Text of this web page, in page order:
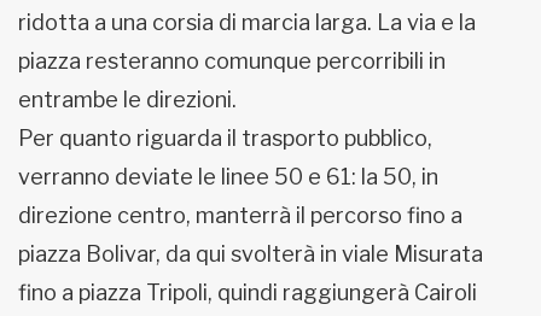
ridotta a una corsia di marcia larga. La via e la
piazza resteranno comunque percorribili in
entrambe le direzioni.
Per quanto riguarda il trasporto pubblico,
verranno deviate le linee 50 e 61: la 50, in
direzione centro, manterrà il percorso fino a
piazza Bolivar, da qui svolterà in viale Misurata
fino a piazza Tripoli, quindi raggiungerà Cairoli